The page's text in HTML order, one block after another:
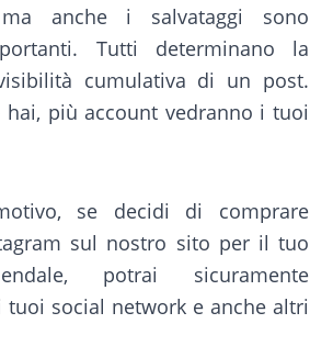
ma anche i salvataggi sono
Tutti determinano la
cumulativa di un post.
più account vedranno i tuoi
se decidi di comprare
sul nostro sito per il tuo
potrai sicuramente
tuoi social network e anche altri